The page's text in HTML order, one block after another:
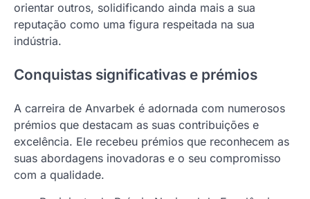
orientar outros, solidificando ainda mais a sua
reputação como uma figura respeitada na sua
indústria.
Conquistas significativas e prémios
A carreira de Anvarbek é adornada com numerosos
prémios que destacam as suas contribuições e
excelência. Ele recebeu prémios que reconhecem as
suas abordagens inovadoras e o seu compromisso
com a qualidade.